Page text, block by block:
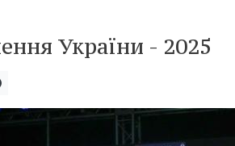
України - 2025